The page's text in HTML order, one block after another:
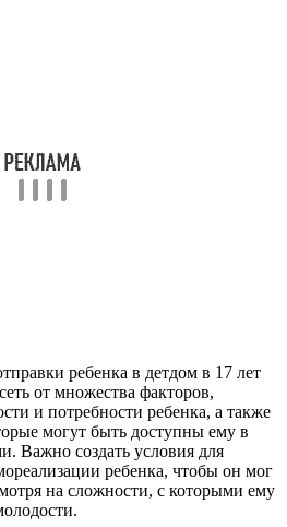
ребенка в детдом в 17 лет
от множества факторов,
и потребности ребенка, а также
могут быть доступны ему в
Важно создать условия для
ребенка, чтобы он мог
на сложности, с которыми ему